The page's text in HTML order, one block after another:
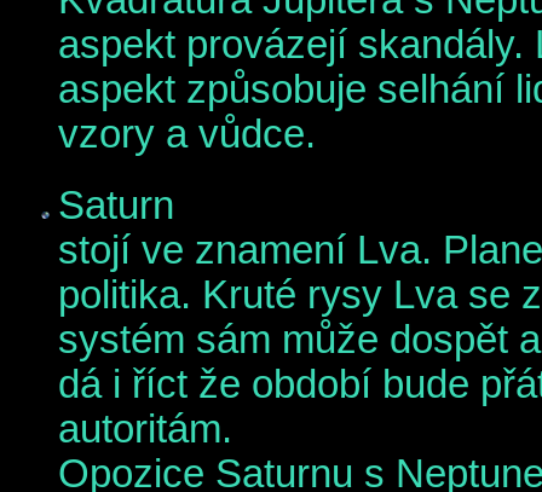
aspekt provázejí
aspekt způsobuje selhání
vzory a vůdce.
Saturn
stojí ve znamení Lva.
politika. Kruté rysy Lva se
systém sám může dospět
dá i říct že období bude
autoritám.
Opozice Saturnu s